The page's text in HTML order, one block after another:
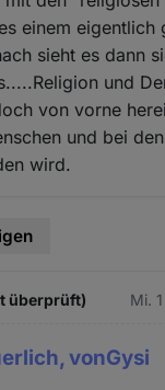
einem eigentlich
sieht es dann
und
von vorne
und bei
wird.
überprüft) Mi.
vonGysi